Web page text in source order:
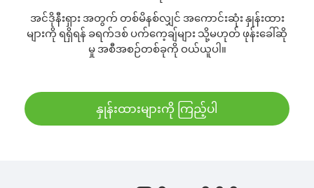
အင်ဒိုနီးရှား အတွက် တစ်မိနစ်လျှင် အကောင်းဆုံး နှုန်းထား
များကို ရရှိရန် ခရက်ဒစ် ပက်ကေ့ချ်များ သို့မဟုတ် ဖုန်းခေါ်ဆို
မှု အစီအစဉ်တစ်ခုကို ဝယ်ယူပါ။
နှုန်းထားများကို ကြည့်ပါ